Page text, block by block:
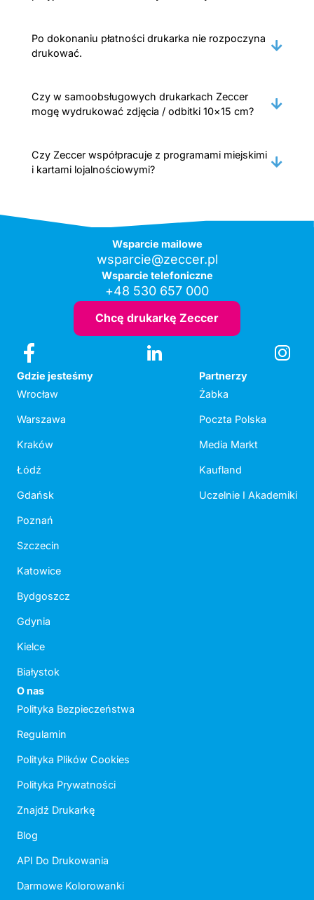
Po dokonaniu płatności drukarka nie rozpoczyna
drukować.
Czy w samoobsługowych drukarkach Zeccer
mogę wydrukować zdjęcia / odbitki 10×15 cm?
Czy Zeccer współpracuje z programami miejskimi
i kartami lojalnościowymi?
Wsparcie mailowe
wsparcie@zeccer.pl
Wsparcie telefoniczne
+48 530 657 000
Chcę drukarkę Zeccer
Gdzie jesteśmy
Wrocław
Warszawa
Kraków
Łódź
Gdańsk
Poznań
Szczecin
Katowice
Bydgoszcz
Gdynia
Kielce
Białystok
Partnerzy
Żabka
Poczta Polska
Media Markt
Kaufland
Uczelnie I Akademiki
O nas
Polityka Bezpieczeństwa
Regulamin
Polityka Plików Cookies
Polityka Prywatności
Znajdź Drukarkę
Blog
API Do Drukowania
Darmowe Kolorowanki